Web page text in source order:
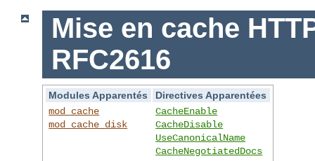
Mise en cache
RFC2616
Modules Apparentés
Directives Apparentées
mod_cache
mod_cache_disk
CacheEnable
CacheDisable
UseCanonicalName
CacheNegotiatedDocs